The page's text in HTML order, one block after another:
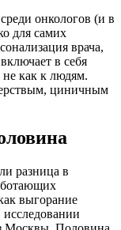
онкологов (и в
для самих
врача,
в себя
как к людям.
циничным
разница в
выгорание
исследовании